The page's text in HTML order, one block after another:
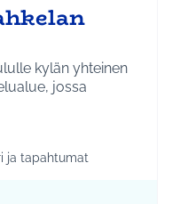
kylän yhteinen
jossa
Tuusulan kylät
teeman mukaan:
ja tapahtumat